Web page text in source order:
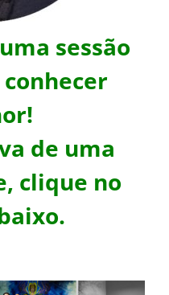
sessão
de uma
clique no